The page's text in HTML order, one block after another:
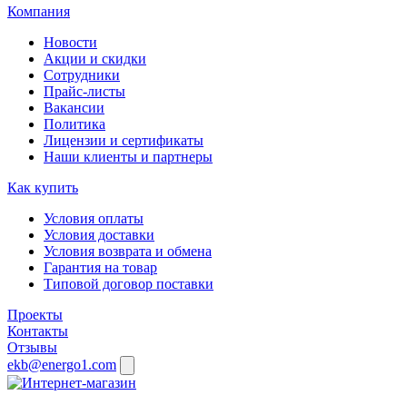
Компания
Новости
Акции и скидки
Сотрудники
Прайс-листы
Вакансии
Политика
Лицензии и сертификаты
Наши клиенты и партнеры
Как купить
Условия оплаты
Условия доставки
Условия возврата и обмена
Гарантия на товар
Типовой договор поставки
Проекты
Контакты
Отзывы
ekb@energo1.com